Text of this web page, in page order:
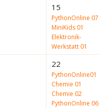
15
PythonOnline 07
MiniKids 01
Elektronik-
Werkstatt 01
22
PythonOnline01
Chemie 01
Chemie 02
PythonOnline 06